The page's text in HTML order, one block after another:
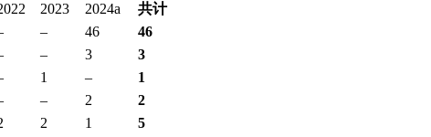
2023 2024a
共计
– 46
46
– 3
3
1 –
1
– 2
2
2 1
5